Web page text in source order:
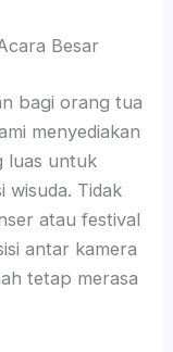
Besar
bagi orang tua
menyediakan
luas untuk
wisuda. Tidak
atau festival
antar kamera
tetap merasa